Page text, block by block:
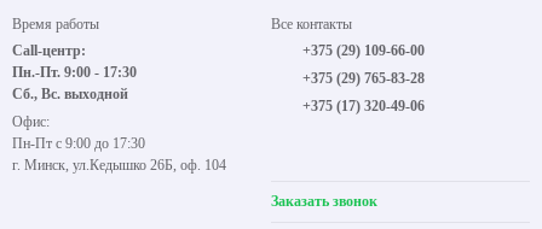
Время работы
Call-центр:
Пн.-Пт. 9:00 - 17:30
Сб., Вс. выходной
Офис:
Пн-Пт с 9:00 до 17:30
г. Минск, ул.Кедышко 26Б, оф. 104
Все контакты
+375 (29) 109-66-00
+375 (29) 765-83-28
+375 (17) 320-49-06
Заказать звонок